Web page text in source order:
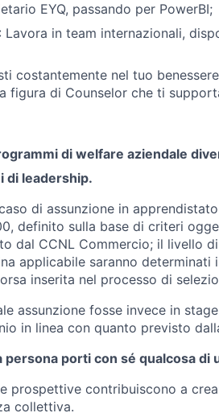
EYQ, passando per PowerBI;
: Lavora in team internazionali,
costantemente nel tuo
figura di Counselor che ti
di welfare aziendale
di leadership.
di assunzione in
definito sulla base di criteri
dal CCNL Commercio; il livello
applicabile saranno determinati
inserita nel processo di
assunzione fosse invece in
in linea con quanto previsto
persona porti con sé qualcosa di
prospettive contribuiscono a
collettiva.